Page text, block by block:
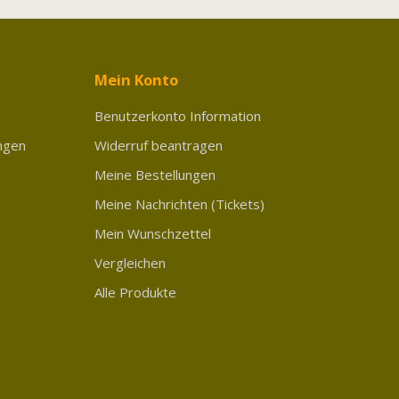
Mein Konto
Benutzerkonto Information
Widerruf beantragen
Meine Bestellungen
Meine Nachrichten (Tickets)
Mein Wunschzettel
Vergleichen
Alle Produkte